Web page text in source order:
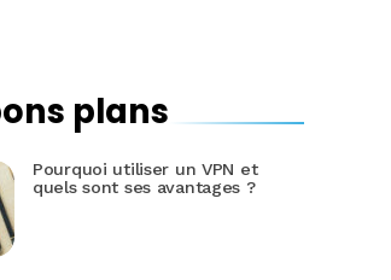
plans
Pourquoi utiliser un VPN et
quels sont ses avantages ?